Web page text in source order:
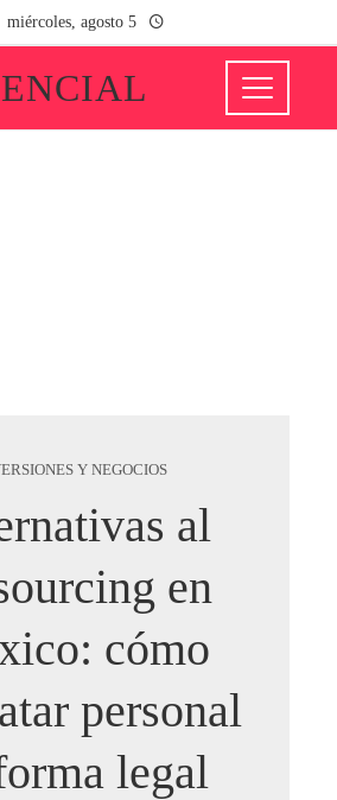
miércoles, agosto 5
Y NEGOCIOS
al
en
cómo
personal
legal